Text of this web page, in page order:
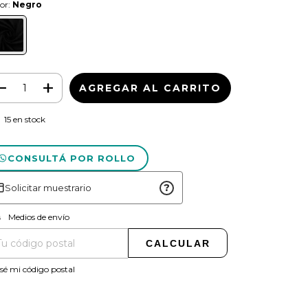
Negro
15 en stock
CONSULTÁ POR ROLLO
Solicitar muestrario ?
para el CP:
Medios de envío
CALCULAR
mi código postal